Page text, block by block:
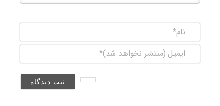
(منتشر